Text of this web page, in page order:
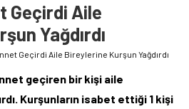
İLBER ORTAYLI
Geçirdi Aile
Yağdırdı
Geçirdi Aile Bireylerine Kurşun Yağdırdı
geçiren bir kişi aile
Kurşunların isabet ettiği 1 kişi